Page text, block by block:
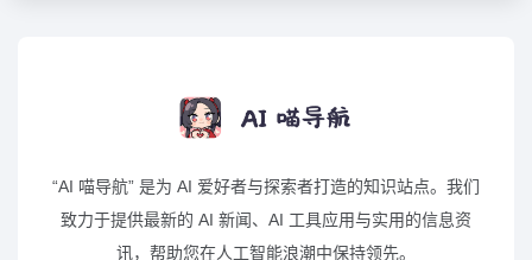
“AI 喵导航” 是为 AI 爱好者与探索者打造的知识站点。我们
致力于提供最新的 AI 新闻、AI 工具应用与实用的信息资
讯，帮助您在人工智能浪潮中保持领先。